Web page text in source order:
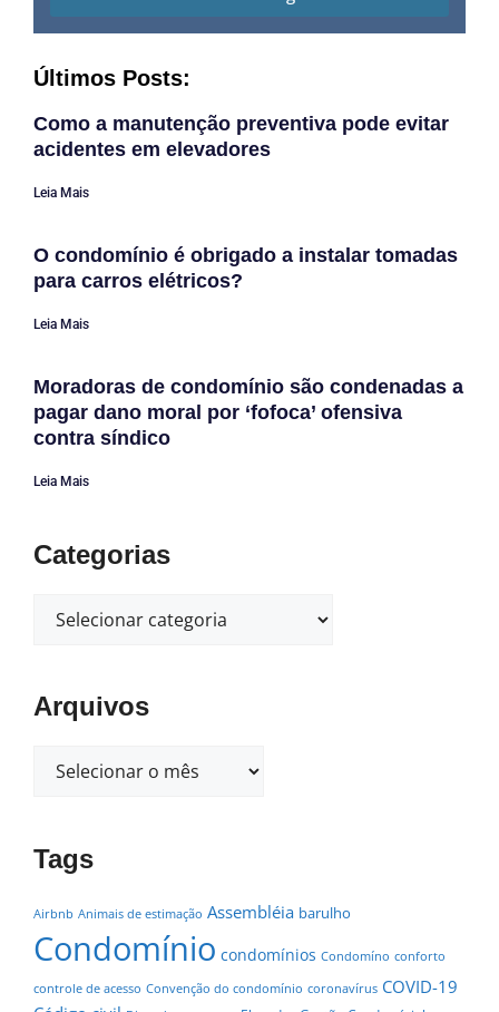
Últimos Posts:
Como a manutenção preventiva pode evitar
acidentes em elevadores
Leia Mais
O condomínio é obrigado a instalar tomadas
para carros elétricos?
Leia Mais
Moradoras de condomínio são condenadas a
pagar dano moral por ‘fofoca’ ofensiva
contra síndico
Leia Mais
Categorias
Arquivos
Tags
Airbnb Animais de estimação Assembléia barulho
Condomínio condomínios Condomíno conforto
controle de acesso Convenção do condomínio coronavírus COVID-19